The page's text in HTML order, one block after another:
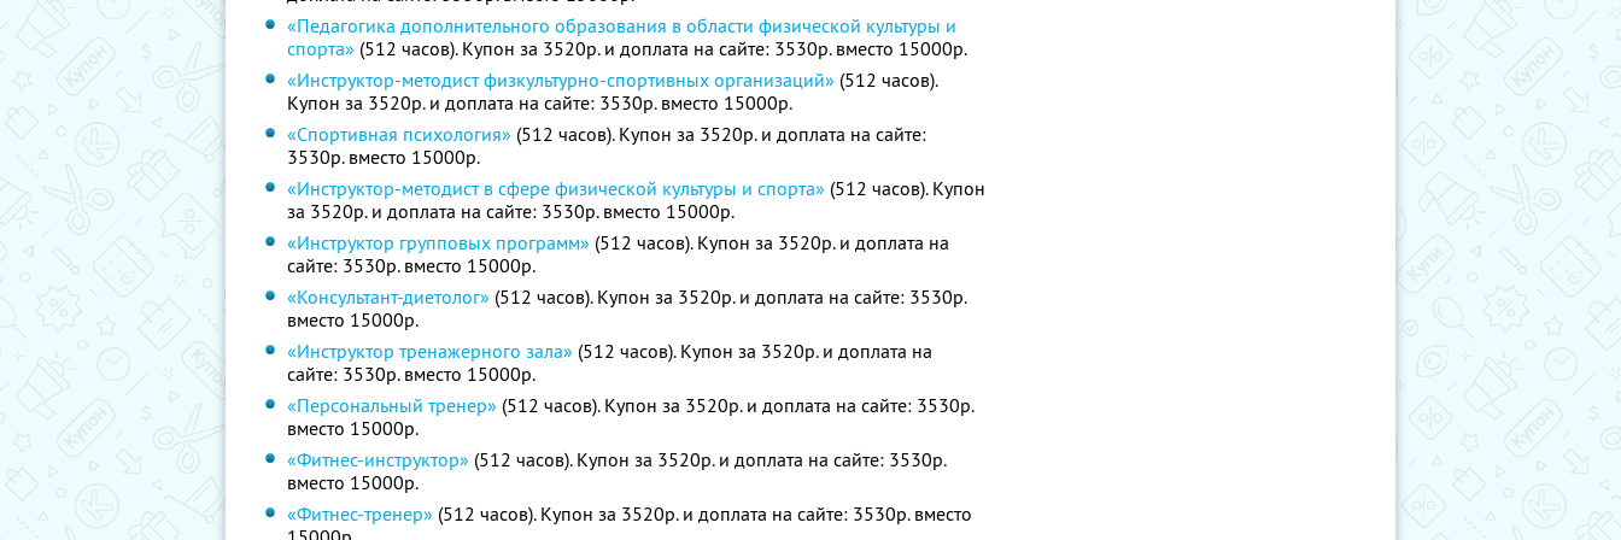
«Педагогика дополнительного образования в области физической культуры и
спорта» (512 часов). Купон за 3520р. и доплата на сайте: 3530р. вместо 15000р.
«Инструктор-методист физкультурно-спортивных организаций» (512 часов).
Купон за 3520р. и доплата на сайте: 3530р. вместо 15000р.
«Спортивная психология» (512 часов). Купон за 3520р. и доплата на сайте:
3530р. вместо 15000р.
«Инструктор-методист в сфере физической культуры и спорта» (512 часов). Купон
за 3520р. и доплата на сайте: 3530р. вместо 15000р.
«Инструктор групповых программ» (512 часов). Купон за 3520р. и доплата на
сайте: 3530р. вместо 15000р.
«Консультант-диетолог» (512 часов). Купон за 3520р. и доплата на сайте: 3530р.
вместо 15000р.
«Инструктор тренажерного зала» (512 часов). Купон за 3520р. и доплата на
сайте: 3530р. вместо 15000р.
«Персональный тренер» (512 часов). Купон за 3520р. и доплата на сайте: 3530р.
вместо 15000р.
«Фитнес-инструктор» (512 часов). Купон за 3520р. и доплата на сайте: 3530р.
вместо 15000р.
«Фитнес-тренер» (512 часов). Купон за 3520р. и доплата на сайте: 3530р. вместо